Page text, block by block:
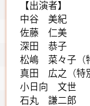
【出演者】
中谷 美紀
佐藤 仁美
深田 恭子
松嶋 菜々子（
真田 広之（特
小日向 文世
石丸 謙二郎